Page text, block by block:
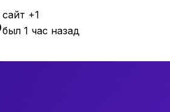
сайт +1
был 1 час назад